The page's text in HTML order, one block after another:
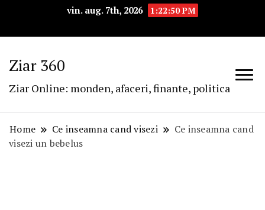
vin. aug. 7th, 2026 1:22:51 PM
Ziar 360
Ziar Online: monden, afaceri, finante, politica
Home Ce inseamna cand visezi
Ce inseamna cand
visezi un bebelus